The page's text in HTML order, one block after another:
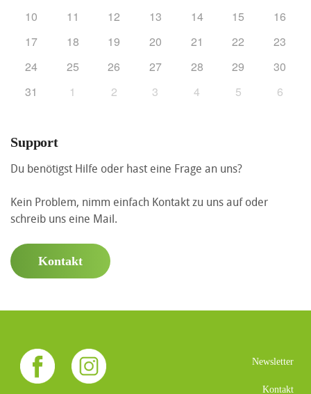
10
11 12 13 14 15
16
17
18 19 20 21 22
23
24
25 26 27 28 29
30
31
1 2 3 4 5 6
Support
Du benötigst Hilfe oder hast eine Frage an uns?
Kein Problem, nimm einfach Kontakt zu uns auf oder
schreib uns eine Mail.
Kontakt
Newsletter
Kontakt